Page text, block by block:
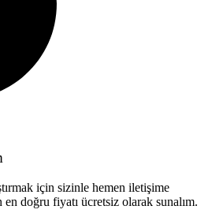
için sizinle hemen iletişime
en doğru fiyatı ücretsiz olarak sunalım.